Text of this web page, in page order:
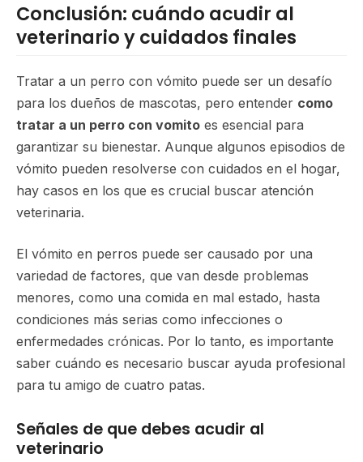
Conclusión: cuándo acudir al
veterinario y cuidados finales
Tratar a un perro con vómito puede ser un desafío
para los dueños de mascotas, pero entender como
tratar a un perro con vomito es esencial para
garantizar su bienestar. Aunque algunos episodios de
vómito pueden resolverse con cuidados en el hogar,
hay casos en los que es crucial buscar atención
veterinaria.
El vómito en perros puede ser causado por una
variedad de factores, que van desde problemas
menores, como una comida en mal estado, hasta
condiciones más serias como infecciones o
enfermedades crónicas. Por lo tanto, es importante
saber cuándo es necesario buscar ayuda profesional
para tu amigo de cuatro patas.
Señales de que debes acudir al
veterinario